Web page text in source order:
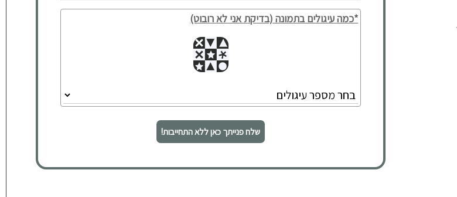
*כמה עיגולים בתמונה (בדיקת אני לא רובוט)
שלח פנייתך כאן ללא התחייבות!